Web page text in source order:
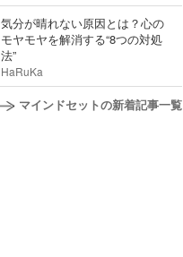
気分が晴れない原因とは？心の
モヤモヤを解消する“8つの対処
法”
HaRuKa
マインドセットの新着記事一覧